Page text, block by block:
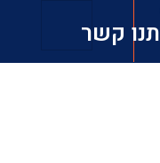
קשר